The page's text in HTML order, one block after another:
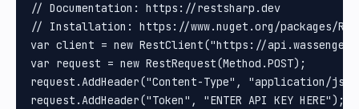
// Documentation: https://restsharp.dev
// Installation: https://www.nuget.org/packages/
var client = new RestClient("https://
var request = new RestRequest(Method.POST);
request.AddHeader("Content-Type", "application/
request.AddHeader("Token", "ENTER API KEY HERE");